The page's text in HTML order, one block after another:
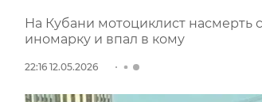
На Кубани мотоциклист насмерть
иномарку и впал в кому
22:16 12.05.2026